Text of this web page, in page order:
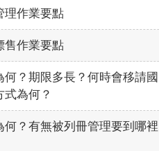
理作業要點
售作業要點
？期限多長？何時會移請國
為何？
？有無被列冊管理要到哪裡